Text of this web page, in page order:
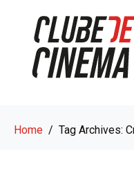
Home Tag Archives: